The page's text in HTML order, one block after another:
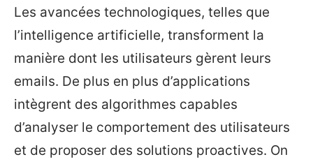
Les avancées technologiques, telles que
l’intelligence artificielle, transforment la
manière dont les utilisateurs gèrent leurs
emails. De plus en plus d’applications
intègrent des algorithmes capables
d’analyser le comportement des utilisateurs
et de proposer des solutions proactives. On